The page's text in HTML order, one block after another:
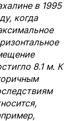
в 1995
когда
8.1 м. К